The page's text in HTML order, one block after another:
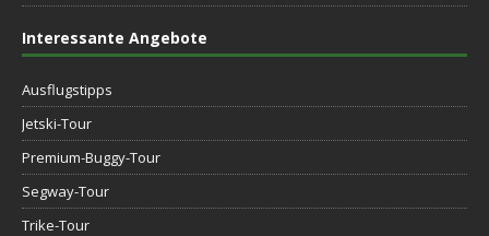
Interessante Angebote
Ausflugstipps
Jetski-Tour
Premium-Buggy-Tour
Segway-Tour
Trike-Tour